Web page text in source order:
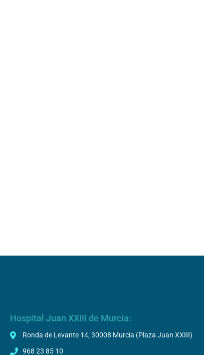
Hospital Juan XXIII de Murcia:
Ronda de Levante 14, 30008 Murcia (Plaza Juan XXIII)
968 23 85 10